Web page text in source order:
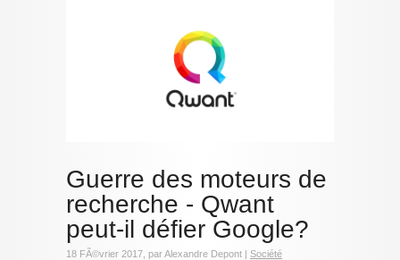
Guerre des moteurs de
recherche - Qwant
peut-il défier Google?
18 FÃ©vrier 2017, par Alexandre Depont | Société